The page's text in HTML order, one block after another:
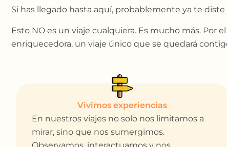
Si has llegado hasta aquí, probablemente ya te
Esto NO es un viaje cualquiera. Es mucho más. Por
enriquecedora, un viaje único que se quedará
Vivimos experiencias
En nuestros viajes no solo nos limitamos a
mirar, sino que nos sumergimos.